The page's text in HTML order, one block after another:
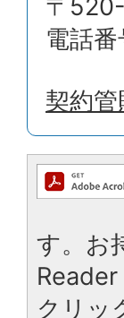
〒
電話
契約
す。お
クリッ